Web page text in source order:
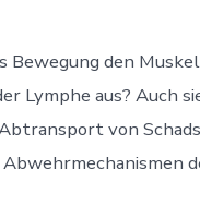
Bewegung den
Lymphe aus? Auch
von